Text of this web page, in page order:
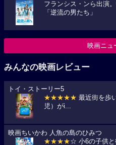
フランシス・ンら出演
「逆流の男たち」
映画ニュ
みんなの映画レビュー
トイ・ストーリー5
★★★★★ 最近街を歩
児）がi...
映画ちいかわ 人魚の島のひみつ
★★★★☆ 小6の子供と